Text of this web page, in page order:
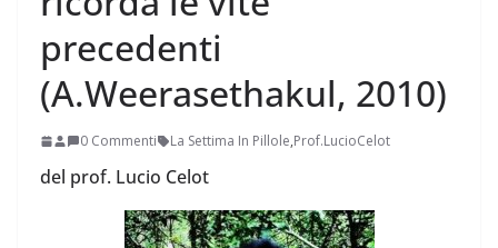
precedenti
(A.Weerasethakul, 2010)
0 Commenti La Settima In Pillole,Prof.LucioCelot
del prof. Lucio Celot